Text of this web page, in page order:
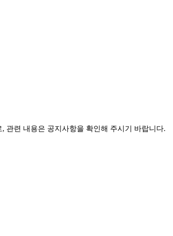
관련 내용은 공지사항을 확인해 주시기 바랍니다.